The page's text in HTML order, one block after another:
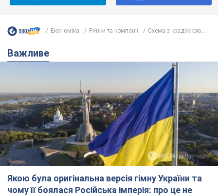
Економіка Ринки та компанії Схема з крадіжкою...
Важливе
Якою була оригінальна версія гімну України та
чому її боялася Російська імперія: про це не